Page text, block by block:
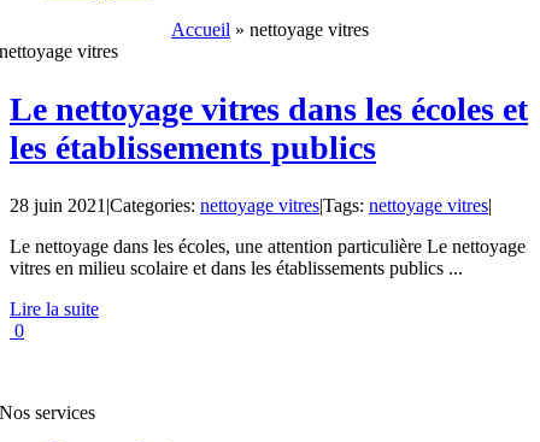
Accueil » nettoyage vitres
nettoyage vitres
Le nettoyage vitres dans les écoles et
les établissements publics
28 juin 2021 Categories: nettoyage vitresTags: nettoyage vitres
Le nettoyage dans les écoles, une attention particulière Le nettoyage
vitres en milieu scolaire et dans les établissements publics ...
Lire la suite
0
Nos services